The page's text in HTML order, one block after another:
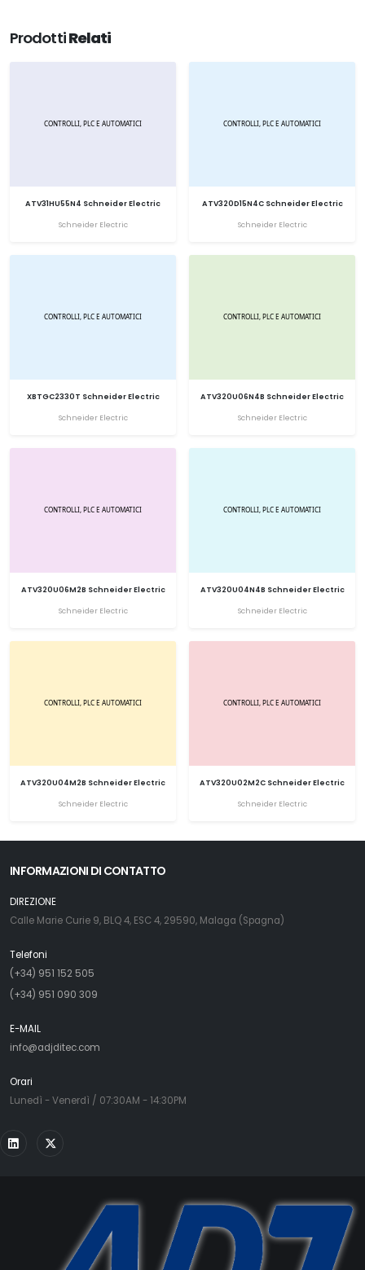
ProdottiRelati
ATV31HU55N4 Schneider Electric
Schneider Electric
ATV320D15N4C Schneider Electric
Schneider Electric
XBTGC2330T Schneider Electric
Schneider Electric
ATV320U06N4B Schneider Electric
Schneider Electric
ATV320U06M2B Schneider Electric
Schneider Electric
ATV320U04N4B Schneider Electric
Schneider Electric
ATV320U04M2B Schneider Electric
Schneider Electric
ATV320U02M2C Schneider Electric
Schneider Electric
INFORMAZIONI DI CONTATTO
DIREZIONE
Calle Marie Curie 9, BLQ 4, ESC 4, 29590, Malaga (Spagna)
Telefoni
(+34) 951 152 505
(+34) 951 090 309
E-MAIL
info@adjditec.com
Orari
Lunedì - Venerdì / 07:30AM - 14:30PM